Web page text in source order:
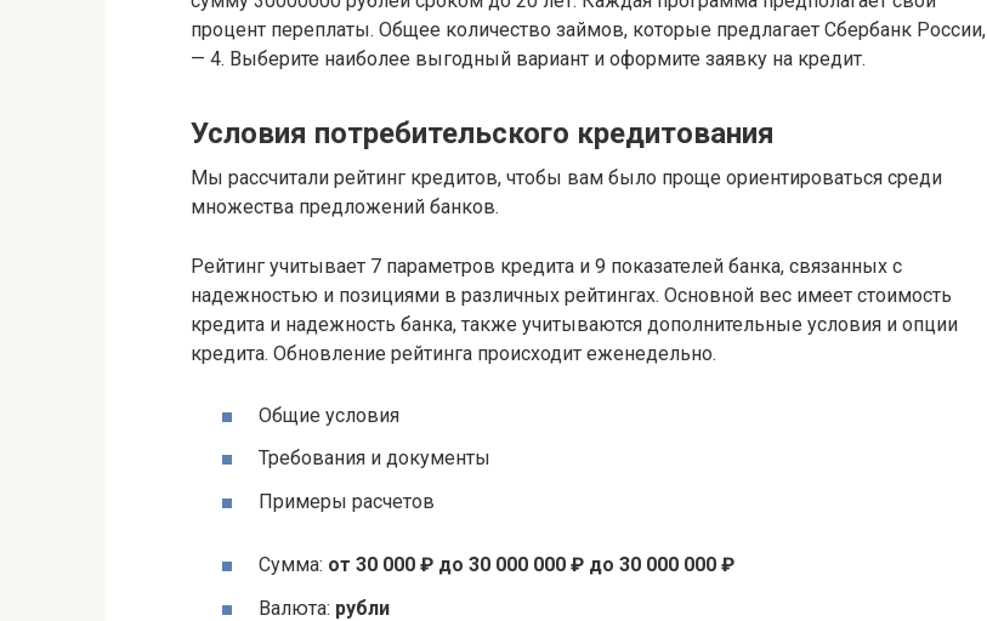
процент переплаты. Общее количество займов, которые предлагает Сбербанк России,
— 4. Выберите наиболее выгодный вариант и оформите заявку на кредит.
Условия потребительского кредитования
Мы рассчитали рейтинг кредитов, чтобы вам было проще ориентироваться среди
множества предложений банков.
Рейтинг учитывает 7 параметров кредита и 9 показателей банка, связанных с
надежностью и позициями в различных рейтингах. Основной вес имеет стоимость
кредита и надежность банка, также учитываются дополнительные условия и опции
кредита. Обновление рейтинга происходит еженедельно.
Общие условия
Требования и документы
Примеры расчетов
Сумма: от 30 000 ₽ до 30 000 000 ₽ до 30 000 000 ₽
Валюта: рубли